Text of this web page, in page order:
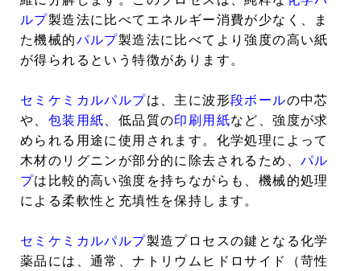
ルプ製造法に比べてエネルギー消費が少なく、ま
た機械的パルプ製造法に比べてより強度の高い紙
が得られるという特徴があります。
セミケミカルパルプは、主に波形段ボールの中芯
や、 包装用紙 、低品質の印刷用紙など、強度が求
められる用途に使用されます。化学処理によって
木材のリグニンが部分的に除去されるため、 パル
プは比較的高い強度を持ちながらも、機械的処理
による柔軟性と充填性を保持します。
セミケミカルパルプ製造プロセスの鍵となる化学
薬品には、通常、ナトリウムヒドロサイド（苛性